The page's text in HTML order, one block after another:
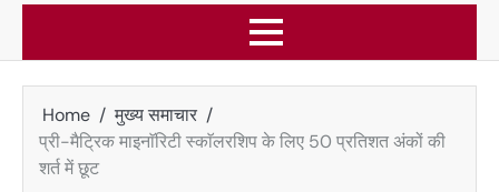
Home
मुख्य समाचार
प्री-मैट्रिक माइनाॅरिटी स्काॅलरशिप के लिए 50 प्रतिशत अंकों की
शर्त में छूट